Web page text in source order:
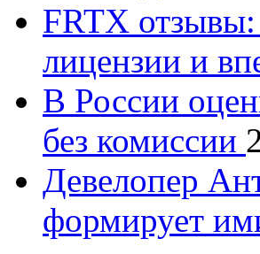
FRTX
лицензии и
В России
без комиссии
Девелопер
формирует